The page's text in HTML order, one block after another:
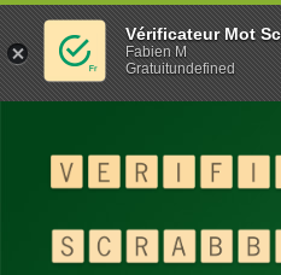
Vérificateur Mot
Fabien M
Gratuitundefined